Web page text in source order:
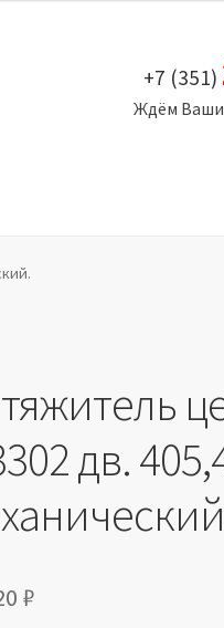
+7 (351)
Ждём
дв.
₽